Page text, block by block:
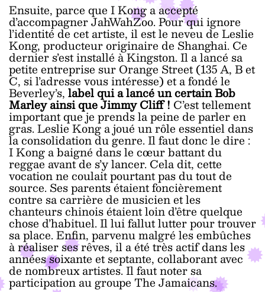
Ensuite, parce que I Kong a accepté
d’accompagner JahWahZoo. Pour qui ignore
l’identité de cet artiste, il est le neveu de Leslie
Kong, producteur originaire de Shanghai. Ce
dernier s’est installé à Kingston. Il a lancé sa
petite entreprise sur Orange Street (135 A, B et
C, si l’adresse vous intéresse) et a fondé le
Beverley’s,label qui a lancé un certain Bob
Marley ainsi que Jimmy Cliff ! C’est tellement
important que je prends la peine de parler en
gras. Leslie Kong a joué un rôle essentiel dans
la consolidation du genre. Il faut donc le dire :
I Kong a baigné dans le cœur battant du
reggae avant de s’y lancer. Cela dit, cette
vocation ne coulait pourtant pas du tout de
source. Ses parents étaient foncièrement
contre sa carrière de musicien et les
chanteurs chinois étaient loin d’être quelque
chose d’habituel. Il lui fallut lutter pour trouver
sa place. Enfin, parvenu malgré les embûches
à réaliser ses rêves, il a été très actif dans les
années soixante et septante, collaborant avec
de nombreux artistes. Il faut noter sa
participation au groupe The Jamaicans.